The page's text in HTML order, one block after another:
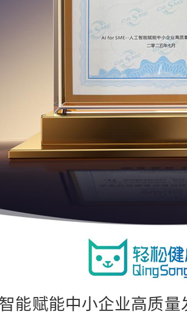
能赋能中小企业高质